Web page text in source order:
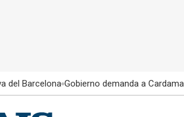
del Barcelona Gobierno demanda a Cardama